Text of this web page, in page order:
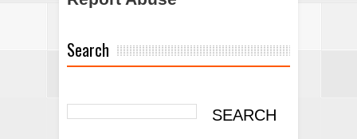
Search